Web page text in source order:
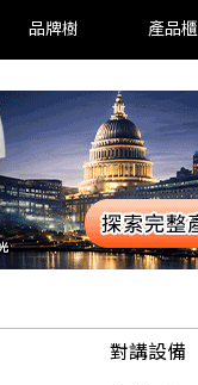
品牌樹 產品櫃
對講設備